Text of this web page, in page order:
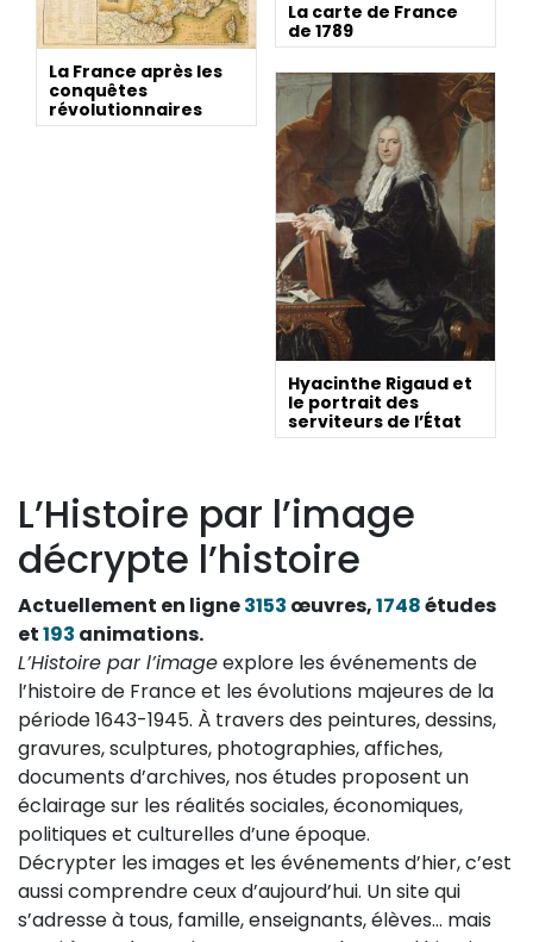
La carte de France
de 1789
La France après les
conquêtes
révolutionnaires
Hyacinthe Rigaud et
le portrait des
serviteurs de l’État
L’Histoire par l’image
décrypte l’histoire
Actuellement en ligne3153 œuvres,1748études
et193 animations.
L’Histoire par l’imageexplore les événements de
l’histoire de France et les évolutions majeures de la
période 1643-1945. À travers des peintures, dessins,
gravures, sculptures, photographies, affiches,
documents d’archives, nos études proposent un
éclairage sur les réalités sociales, économiques,
politiques et culturelles d’une époque.
Décrypter les images et les événements d’hier, c’est
aussi comprendre ceux d’aujourd’hui. Un site qui
s’adresse à tous, famille, enseignants, élèves… mais